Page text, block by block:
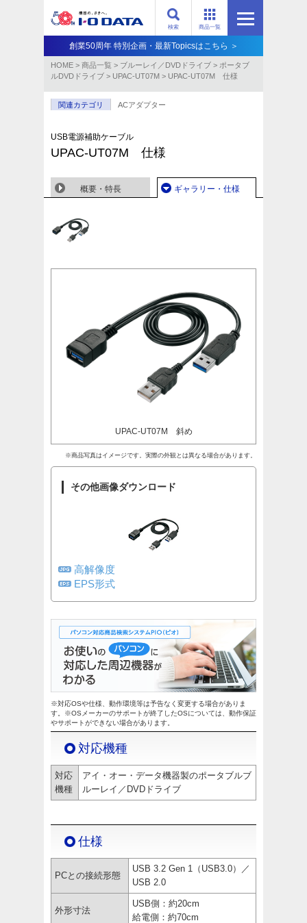
商品一覧
検索
創業50周年 特別企画・最新Topicsはこちら ＞
HOME > 商品一覧 > ブルーレイ／DVDドライブ > ポータブ
ルDVDドライブ > UPAC-UT07M > UPAC-UT07M 仕様
関連カテゴリ ACアダプター
USB電源補助ケーブル
UPAC-UT07M 仕様
概要・特長 ギャラリー・仕様
UPAC-UT07M 斜め
※商品写真はイメージです。実際の外観とは異なる場合があります。
その他画像ダウンロード
高解像度
EPS形式
※対応OSや仕様、動作環境等は予告なく変更する場合がありま
す。※OSメーカーのサポートが終了したOSについては、動作保証
やサポートができない場合があります。
対応機種
対応
機種
アイ・オー・データ機器製のポータブルブ
ルーレイ／DVDドライブ
仕様
PCとの接続形態
USB 3.2 Gen 1（USB3.0）／
USB 2.0
外形寸法
USB側：約20cm
給電側：約70cm